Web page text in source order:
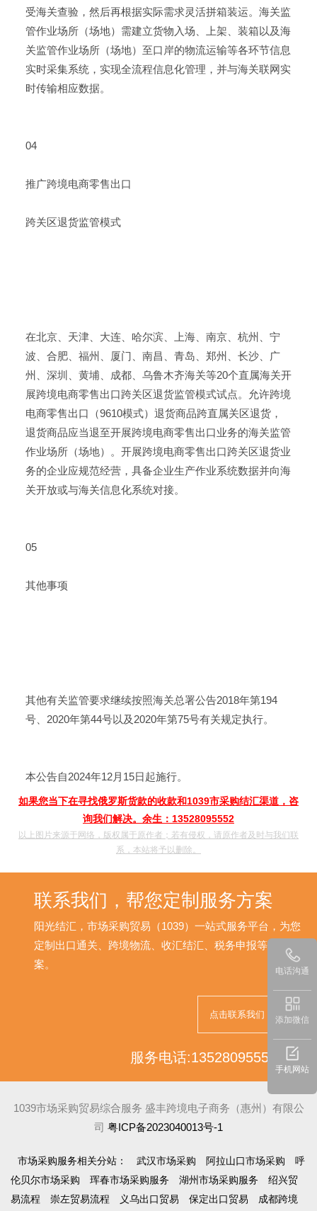
受海关查验，然后再根据实际需求灵活拼箱装运。海关监
管作业场所（场地）需建立货物入场、上架、装箱以及海
关监管作业场所（场地）至口岸的物流运输等各环节信息
实时采集系统，实现全流程信息化管理，并与海关联网实
时传输相应数据。
04
推广跨境电商零售出口
跨关区退货监管模式
在北京、天津、大连、哈尔滨、上海、南京、杭州、宁
波、合肥、福州、厦门、南昌、青岛、郑州、长沙、广
州、深圳、黄埔、成都、乌鲁木齐海关等20个直属海关开
展跨境电商零售出口跨关区退货监管模式试点。允许跨境
电商零售出口（9610模式）退货商品跨直属关区退货，
退货商品应当退至开展跨境电商零售出口业务的海关监管
作业场所（场地）。开展跨境电商零售出口跨关区退货业
务的企业应规范经营，具备企业生产作业系统数据并向海
关开放或与海关信息化系统对接。
05
其他事项
其他有关监管要求继续按照海关总署公告2018年第194
号、2020年第44号以及2020年第75号有关规定执行。
本公告自2024年12月15日起施行。
如果您当下在寻找俄罗斯货款的收款和1039市采购结汇渠道，咨
询我们解决。余生：13528095552
以上图片来源于网络，版权属于原作者；若有侵权，请原作者及时与我们联
系，本站将予以删除。
联系我们，帮您定制服务方案
阳光结汇，市场采购贸易（1039）一站式服务平台，为您
定制出口通关、跨境物流、收汇结汇、税务申报等解决方
案。
点击联系我们
服务电话:13528095552
1039市场采购贸易综合服务 盛丰跨境电子商务（惠州）有限公
司 粤ICP备2023040013号-1
市场采购服务相关分站： 武汉市场采购 阿拉山口市场采购
呼
伦贝尔市场采购
珲春市场采购服务 湖州市场采购服务
绍兴贸
易流程
崇左贸易流程 义乌出口贸易 保定出口贸易 成都跨境
电话沟通
添加微信
手机网站